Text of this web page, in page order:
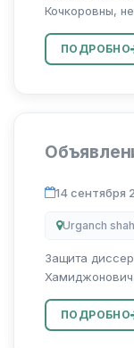
Кочкоровны,
мировых
таржима
ПОДРОБНО
14 сентября
Urganch
Защита
университета
топонимлари
ПОДРОБНО